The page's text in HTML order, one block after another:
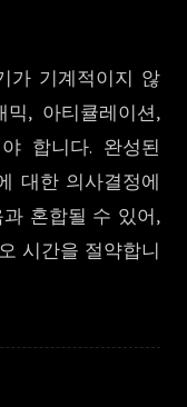
가 기계적이지 않
, 아티큘레이션,
합니다. 완성된
대한 의사결정에
혼합될 수 있어,
시간을 절약합니